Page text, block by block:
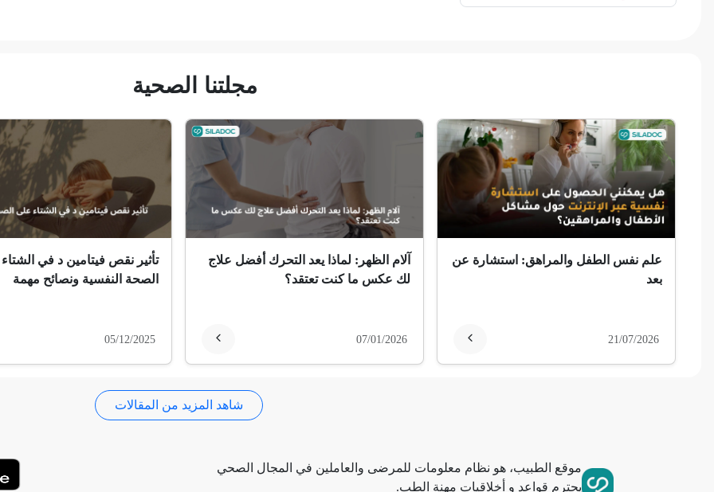
ضمور الألم
ضمور عصبي ألمي
ثعلبة
استسقاء عام
مجلتنا الصحية
علم نفس الطفل والمراهق: استشارة عن
بعد
21/07/2026
آلام الظهر: لماذا يعد التحرك أفضل علاج
لك عكس ما كنت تعتقد؟
07/01/2026
تأثير نقص فيتامين د في
الصحة النفسية ونصائح مهمة
05/12/2025
شاهد المزيد من المقالات
موقع الطبيب، هو نظام معلومات للمرضى والعاملين في المجال الصحي
يحترم قواعد و أخلاقيات مهنة الطب.